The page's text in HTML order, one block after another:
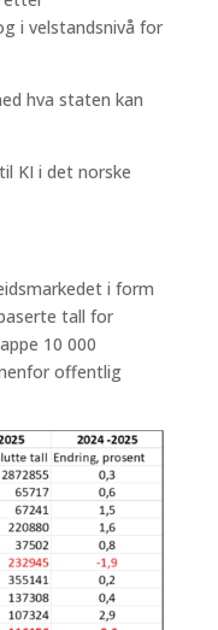
i velstandsnivå for
hva staten kan
KI i det norske
i form
tall for
10 000
offentlig